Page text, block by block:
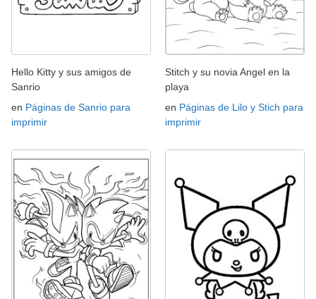
Hello Kitty y sus amigos de
Sanrio
en Páginas de Sanrio para
imprimir
Stitch y su novia Angel en la
playa
en Páginas de Lilo y Stich para
imprimir